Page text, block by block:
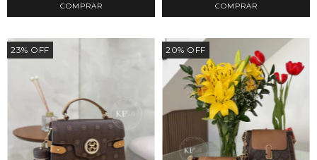
COMPRAR COMPRAR
23% OFF 20% OFF